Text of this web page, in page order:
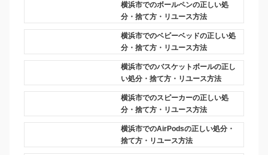
横浜市でのボールペンの正しい処
分・捨て方・リユース方法
横浜市でのベビーベッドの正しい処
分・捨て方・リユース方法
横浜市でのバスケットボールの正し
い処分・捨て方・リユース方法
横浜市でのスピーカーの正しい処
分・捨て方・リユース方法
横浜市でのAirPodsの正しい処分・
捨て方・リユース方法